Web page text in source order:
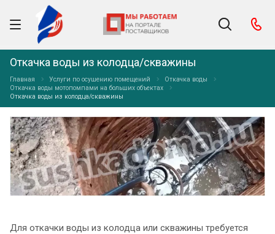
Откачка воды из колодца/скважины
Главная Услуги по осушению помещений
Откачка воды
Откачка воды мотопомпами на больших объектах
Откачка воды из колодца/скважины
Для откачки воды из колодца или скважины требуется